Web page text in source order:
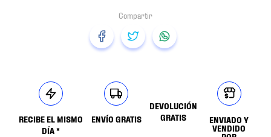
RECIBE EL MISMO
DÍA *
ENVÍO GRATIS
DEVOLUCIÓN
GRATIS
ENVIADO Y
VENDIDO